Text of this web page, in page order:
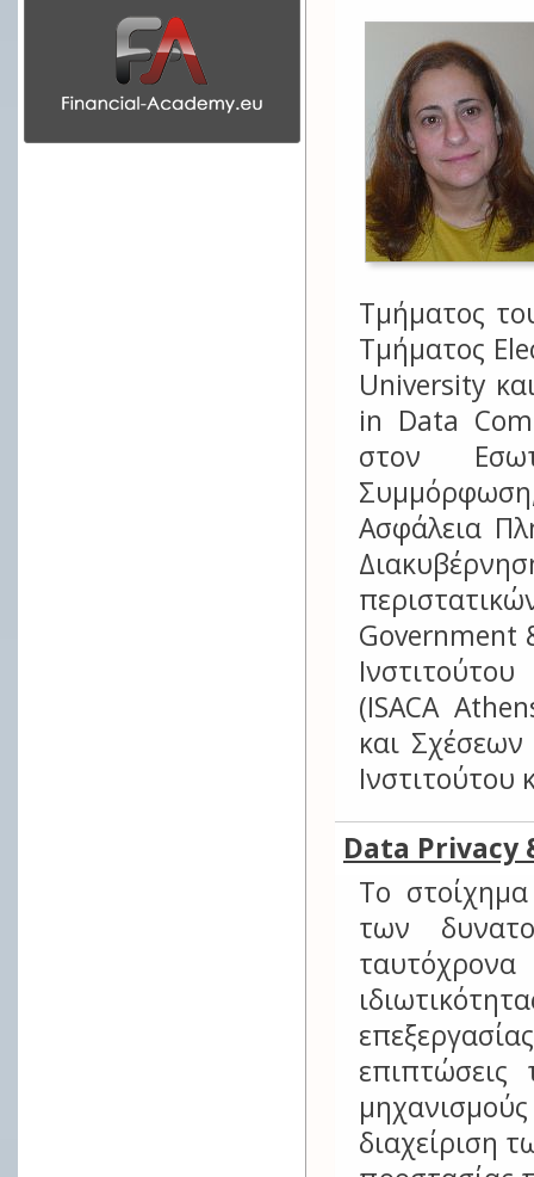
Τμήματος
Τμήματος
University
in Data
στον
Ασφάλεια
Government
(ISACA
και
Ινστιτούτου
Data Privacy
Tο στοίχημα
των
διαχείριση